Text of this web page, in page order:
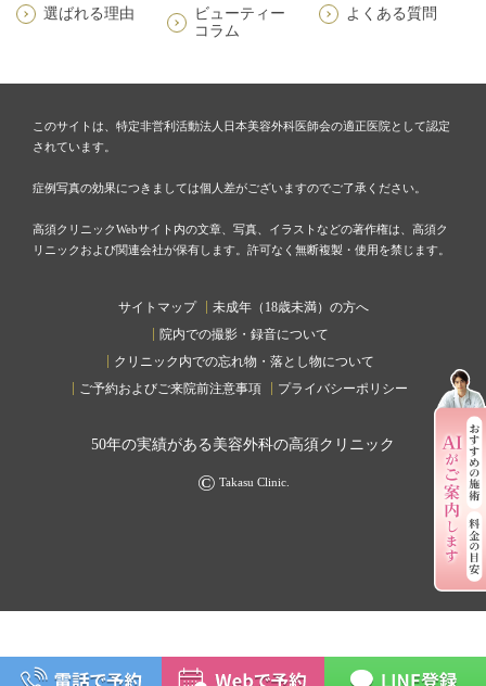
選ばれる理由
ビューティー
コラム
よくある質問
このサイトは、特定非営利活動法人日本美容外科医師会の適正医院として認定
されています。
症例写真の効果につきましては個人差がございますのでご了承ください。
高須クリニックWebサイト内の文章、写真、イラストなどの著作権は、高須ク
リニックおよび関連会社が保有します。許可なく無断複製・使用を禁じます。
サイトマップ
未成年（18歳未満）の方へ
院内での撮影・録音について
クリニック内での忘れ物・落とし物について
ご予約およびご来院前注意事項
プライバシーポリシー
50年の実績がある美容外科の高須クリニック
© Takasu Clinic.